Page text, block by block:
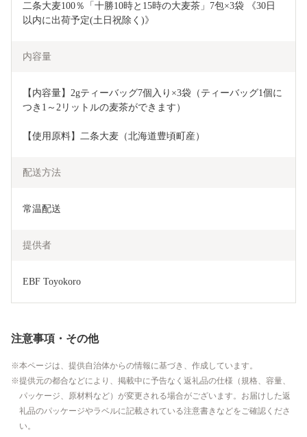
二条大麦100％「十勝10時と15時の大麦茶」7包×3袋 《30日
以内に出荷予定(土日祝除く)》
内容量
【内容量】2gティーバッグ7個入り×3袋（ティーバッグ1個に
つき1～2リットルの麦茶ができます）
【使用原料】二条大麦（北海道豊頃町産）
配送方法
常温配送
提供者
EBF Toyokoro
注意事項・その他
本ページは、提供自治体からの情報に基づき、作成しています。
提供元の都合などにより、掲載中に予告なく返礼品の仕様（規格、容量、
パッケージ、原材料など）が変更される場合がございます。お届けした返
礼品のパッケージやラベルに記載されている注意書きなどをご確認くださ
い。